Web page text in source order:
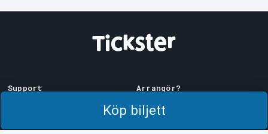
Köp biljett
Support
Arrangör?
Logga in i Manager